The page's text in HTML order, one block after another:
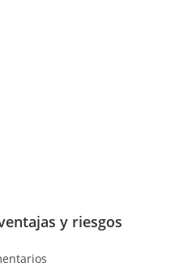
y riesgos